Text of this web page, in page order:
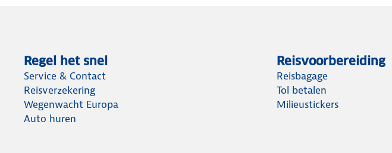
Regel het snel
Service & Contact
Reisverzekering
Wegenwacht Europa
Auto huren
Reisvoorbereiding
Reisbagage
Tol betalen
Milieustickers